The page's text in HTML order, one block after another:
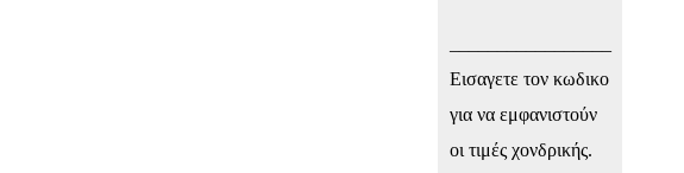
Εισαγετε τον κωδικο
για να εμφανιστούν
οι τιμές χονδρικής.